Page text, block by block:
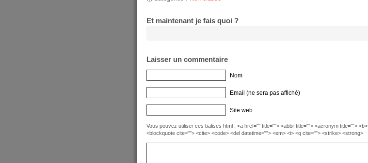
Et maintenant je fais quoi ?
Laisser un commentaire
Nom
Email (ne sera pas affiché)
Site web
Vous pouvez utiliser ces balises html : <a href="" title=""> <abbr title=""> <acronym title=""> <b>
<blockquote cite=""> <cite> <code> <del datetime=""> <em> <i> <q cite=""> <strike> <strong>